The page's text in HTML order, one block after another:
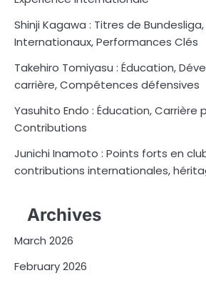
Shinji Kagawa : Titres de
Internationaux, Performances Clés
Takehiro Tomiyasu : Éducation,
carrière, Compétences défensives
Yasuhito Endo : Éducation, Carrière
Contributions
Junichi Inamoto : Points forts en
contributions internationales,
Archives
March 2026
February 2026